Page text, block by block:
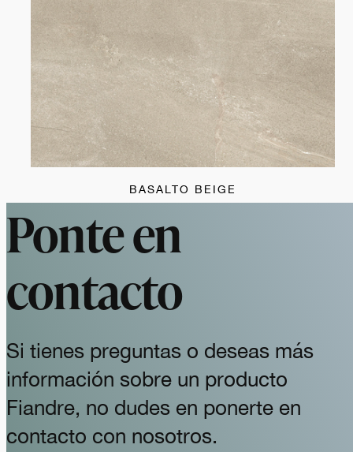
BASALTO BEIGE
Ponte en
contacto
Si tienes preguntas o deseas más
información sobre un producto
Fiandre, no dudes en ponerte en
contacto con nosotros.